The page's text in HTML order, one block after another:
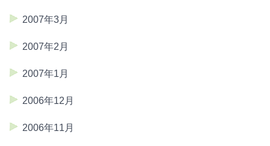
2007年3月
2007年2月
2007年1月
2006年12月
2006年11月